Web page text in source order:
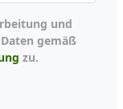
gemäß
zu.